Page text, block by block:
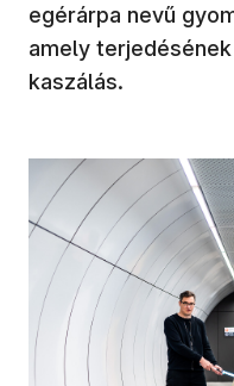
egérárpa nevű
amely
kaszálás.